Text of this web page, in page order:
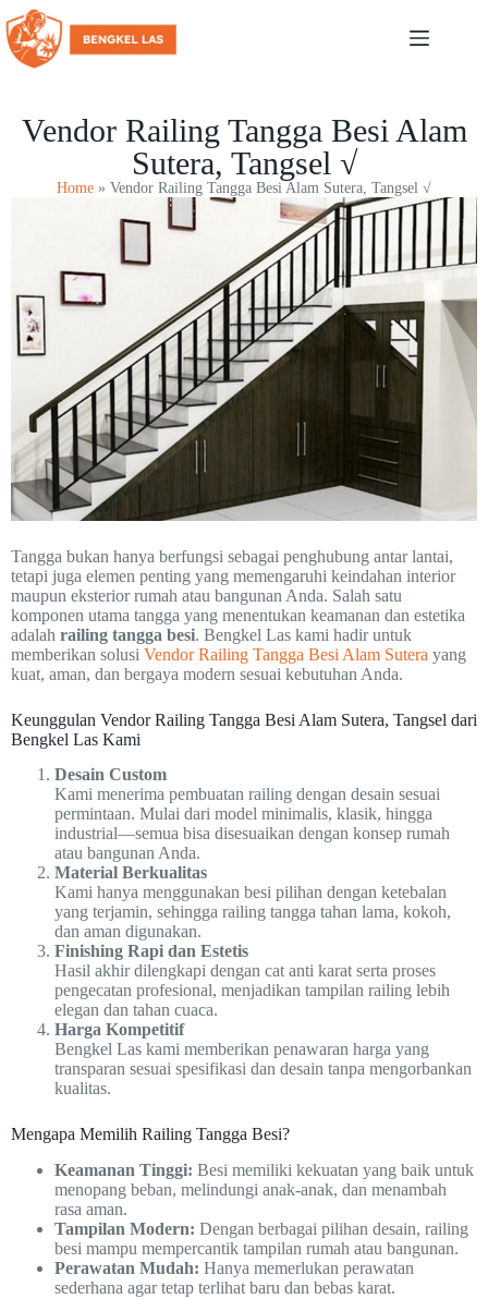
Vendor Railing Tangga Besi Alam
Sutera, Tangsel √
Home » Vendor Railing Tangga Besi Alam Sutera, Tangsel √
Tangga bukan hanya berfungsi sebagai penghubung antar lantai,
tetapi juga elemen penting yang memengaruhi keindahan interior
maupun eksterior rumah atau bangunan Anda. Salah satu
komponen utama tangga yang menentukan keamanan dan estetika
adalah railing tangga besi. Bengkel Las kami hadir untuk
memberikan solusi Vendor Railing Tangga Besi Alam Sutera yang
kuat, aman, dan bergaya modern sesuai kebutuhan Anda.
Keunggulan Vendor Railing Tangga Besi Alam Sutera, Tangsel dari
Bengkel Las Kami
Desain Custom
Kami menerima pembuatan railing dengan desain sesuai
permintaan. Mulai dari model minimalis, klasik, hingga
industrial—semua bisa disesuaikan dengan konsep rumah
atau bangunan Anda.
Material Berkualitas
Kami hanya menggunakan besi pilihan dengan ketebalan
yang terjamin, sehingga railing tangga tahan lama, kokoh,
dan aman digunakan.
Finishing Rapi dan Estetis
Hasil akhir dilengkapi dengan cat anti karat serta proses
pengecatan profesional, menjadikan tampilan railing lebih
elegan dan tahan cuaca.
Harga Kompetitif
Bengkel Las kami memberikan penawaran harga yang
transparan sesuai spesifikasi dan desain tanpa mengorbankan
kualitas.
Mengapa Memilih Railing Tangga Besi?
Keamanan Tinggi: Besi memiliki kekuatan yang baik untuk
menopang beban, melindungi anak-anak, dan menambah
rasa aman.
Tampilan Modern: Dengan berbagai pilihan desain, railing
besi mampu mempercantik tampilan rumah atau bangunan.
Perawatan Mudah: Hanya memerlukan perawatan
sederhana agar tetap terlihat baru dan bebas karat.